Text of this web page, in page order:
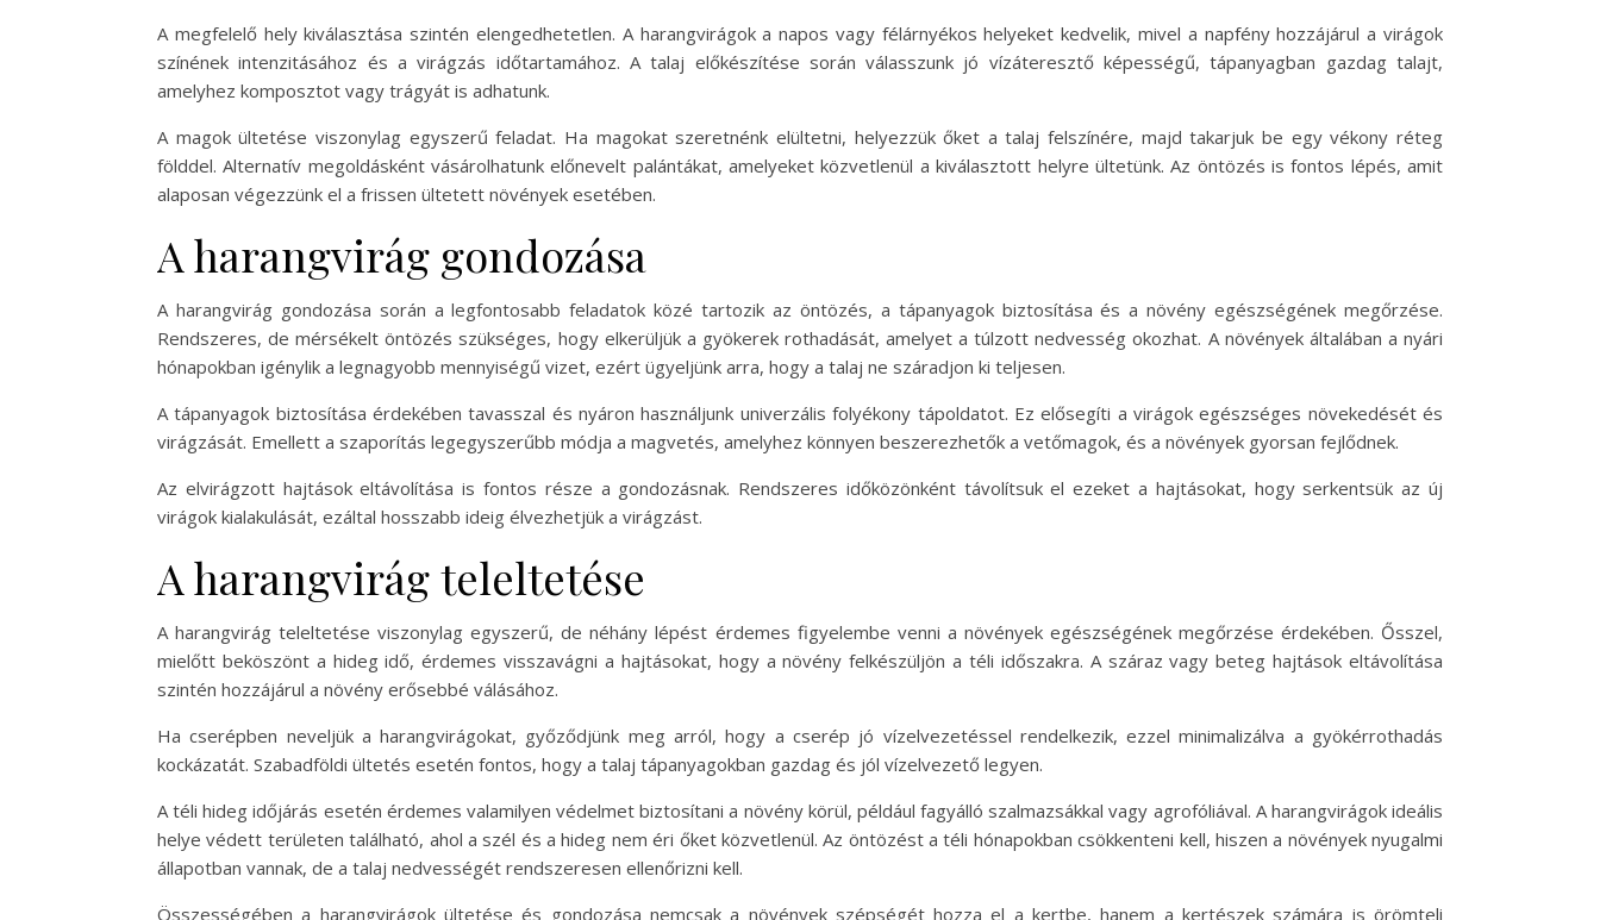
A megfelelő hely kiválasztása szintén elengedhetetlen. A harangvirágok a napos vagy félárnyékos helyeket kedvelik, mivel a napfény hozzájárul a virágok
színének intenzitásához és a virágzás időtartamához. A talaj előkészítése során válasszunk jó vízáteresztő képességű, tápanyagban gazdag talajt,
amelyhez komposztot vagy trágyát is adhatunk.
A magok ültetése viszonylag egyszerű feladat. Ha magokat szeretnénk elültetni, helyezzük őket a talaj felszínére, majd takarjuk be egy vékony réteg
földdel. Alternatív megoldásként vásárolhatunk előnevelt palántákat, amelyeket közvetlenül a kiválasztott helyre ültetünk. Az öntözés is fontos lépés, amit
alaposan végezzünk el a frissen ültetett növények esetében.
A harangvirág gondozása
A harangvirág gondozása során a legfontosabb feladatok közé tartozik az öntözés, a tápanyagok biztosítása és a növény egészségének megőrzése.
Rendszeres, de mérsékelt öntözés szükséges, hogy elkerüljük a gyökerek rothadását, amelyet a túlzott nedvesség okozhat. A növények általában a nyári
hónapokban igénylik a legnagyobb mennyiségű vizet, ezért ügyeljünk arra, hogy a talaj ne száradjon ki teljesen.
A tápanyagok biztosítása érdekében tavasszal és nyáron használjunk univerzális folyékony tápoldatot. Ez elősegíti a virágok egészséges növekedését és
virágzását. Emellett a szaporítás legegyszerűbb módja a magvetés, amelyhez könnyen beszerezhetők a vetőmagok, és a növények gyorsan fejlődnek.
Az elvirágzott hajtások eltávolítása is fontos része a gondozásnak. Rendszeres időközönként távolítsuk el ezeket a hajtásokat, hogy serkentsük az új
virágok kialakulását, ezáltal hosszabb ideig élvezhetjük a virágzást.
A harangvirág teleltetése
A harangvirág teleltetése viszonylag egyszerű, de néhány lépést érdemes figyelembe venni a növények egészségének megőrzése érdekében. Ősszel,
mielőtt beköszönt a hideg idő, érdemes visszavágni a hajtásokat, hogy a növény felkészüljön a téli időszakra. A száraz vagy beteg hajtások eltávolítása
szintén hozzájárul a növény erősebbé válásához.
Ha cserépben neveljük a harangvirágokat, győződjünk meg arról, hogy a cserép jó vízelvezetéssel rendelkezik, ezzel minimalizálva a gyökérrothadás
kockázatát. Szabadföldi ültetés esetén fontos, hogy a talaj tápanyagokban gazdag és jól vízelvezető legyen.
A téli hideg időjárás esetén érdemes valamilyen védelmet biztosítani a növény körül, például fagyálló szalmazsákkal vagy agrofóliával. A harangvirágok ideális
helye védett területen található, ahol a szél és a hideg nem éri őket közvetlenül. Az öntözést a téli hónapokban csökkenteni kell, hiszen a növények nyugalmi
állapotban vannak, de a talaj nedvességét rendszeresen ellenőrizni kell.
Összességében a harangvirágok ültetése és gondozása nemcsak a növények szépségét hozza el a kertbe, hanem a kertészek számára is örömteli